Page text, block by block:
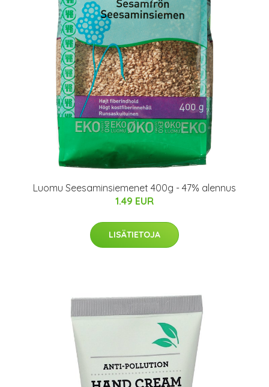
Luomu Seesaminsiemenet 400g - 47% alennus
1.49 EUR
LISÄTIETOJA